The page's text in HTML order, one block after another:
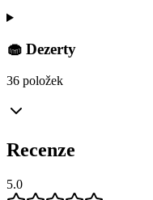
🧁 Dezerty
36 položek
Recenze
5.0